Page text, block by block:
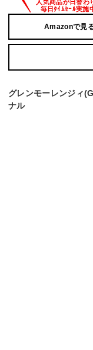
Amazonで見
グレンモーレンジィ
ナル